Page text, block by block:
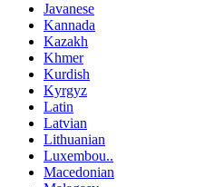
Javanese
Kannada
Kazakh
Khmer
Kurdish
Kyrgyz
Latin
Latvian
Lithuanian
Luxembou..
Macedonian